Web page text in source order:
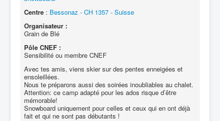
Centre : Bessonaz - CH 1357 - Suisse
Organisateur :
Grain de Blé
Pôle CNEF :
Sensibilité ou membre CNEF
Avec tes amis, viens skier sur des pentes enneigées et
ensoleillées.
Nous te préparons aussi des soirées inoubliables au chalet.
Attention: ce camp adapté pour les ados risque d’être
mémorable!
Snowboard uniquement pour celles et ceux qui en ont déjà
fait et qui ne sont pas débutants !